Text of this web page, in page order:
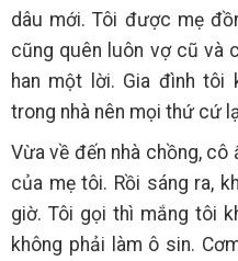
dâu mới. Tôi được mẹ
cũng quên luôn vợ cũ và
han một lời. Gia đình
trong nhà nên mọi thứ cứ
Vừa về đến nhà chồng,
của mẹ tôi. Rồi sáng ra,
giờ. Tôi gọi thì mắng tôi
không phải làm ô sin.